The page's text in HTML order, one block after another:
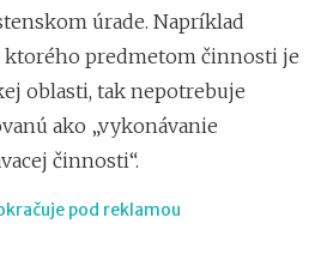
úrade. Napríklad
ktorého predmetom činnosti je
oblasti, tak nepotrebuje
ako „vykonávanie
činnosti“.
pod reklamou